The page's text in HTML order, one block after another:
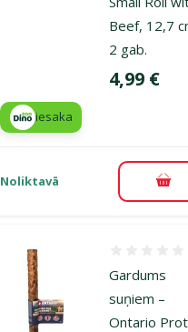
Beef, 12,7
2 gab.
Cena
4,99 €
iesaka
Noliktavā
Gardums
suņiem –
Ontario